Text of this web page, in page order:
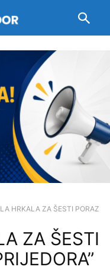
HRKALA ZA ŠESTI PORAZ
ZA ŠESTI